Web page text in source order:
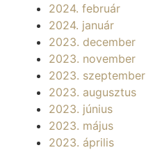
2024. február
2024. január
2023. december
2023. november
2023. szeptember
2023. augusztus
2023. június
2023. május
2023. április